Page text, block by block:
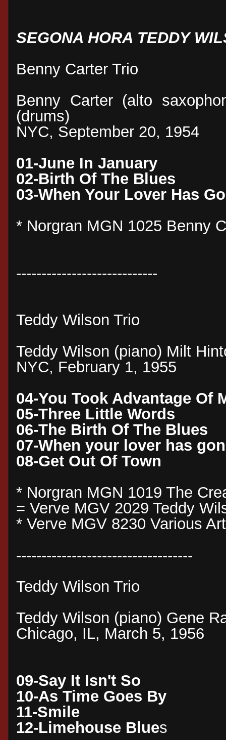
SEGONA HORA TEDDY
Benny Carter Trio
Benny Carter (alto
(drums)
NYC, September 20, 1954
01-June In January
02-Birth Of The Blues
03-When Your Lover Has
* Norgran MGN 1025 Benny
----------------------------
Teddy Wilson Trio
Teddy Wilson (piano) Milt
NYC, February 1, 1955
04-You Took Advantage Of
05-Three Little Words
06-The Birth Of The Blues
07-When your lover has
08-Get Out Of Town
* Norgran MGN 1019 The
= Verve MGV 2029 Teddy
* Verve MGV 8230 Various
-----------------------------------
Teddy Wilson Trio
Teddy Wilson (piano) Gene
Chicago, IL, March 5, 1956
09-Say It Isn't So
10-As Time Goes By
11-Smile
12-Limehouse Blues